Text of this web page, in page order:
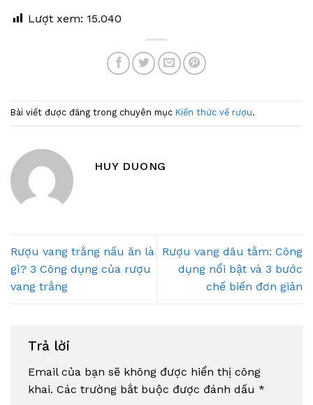
Lượt xem: 15.040
Bài viết được đăng trong chuyên mục Kiến thức về rượu.
HUY DUONG
Rượu vang trắng nấu ăn là
gì? 3 Công dụng của rượu
vang trắng
Rượu vang dâu tằm: Công
dụng nổi bật và 3 bước
chế biến đơn giản
Trả lời
Email của bạn sẽ không được hiển thị công
khai. Các trường bắt buộc được đánh dấu *